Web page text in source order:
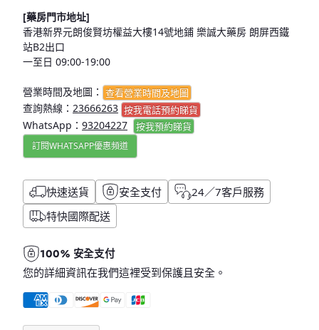
[藥房門市地址]
香港新界元朗俊賢坊權益大樓14號地鋪 樂誠大藥房 朗屏西鐵
站B2出口
一至日 09:00-19:00
營業時間及地圖： 查看營業時間及地圖
查詢熱線： 23666263 按我電話預約睇貨
WhatsApp： 93204227 按我預約睇貨
訂閱WHATSAPP優惠頻道
快速送貨 安全支付
24／7客戶服務
特快國際配送
100% 安全支付
您的詳細資訊在我們這裡受到保護且安全。